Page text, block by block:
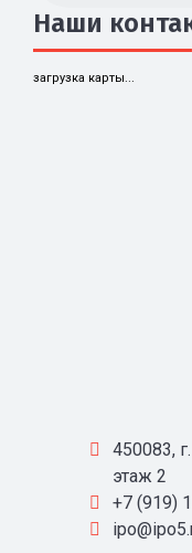
Наши
загрузка карты...
450083,
этаж 2
+7 (919)